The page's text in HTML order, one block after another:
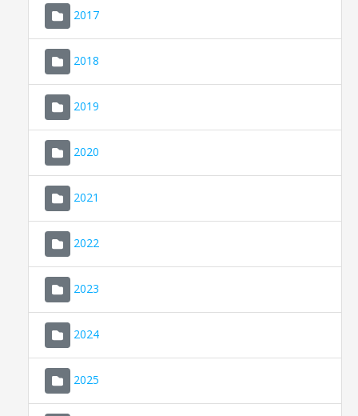
2017
2018
2019
2020
2021
2022
2023
2024
2025